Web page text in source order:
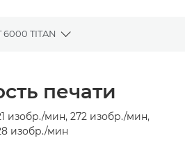
TITAN
Toggle breadcrumbs
печати
изобр./мин, 272 изобр./мин,
изобр./мин